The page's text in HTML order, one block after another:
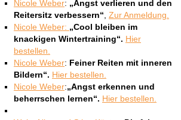
Nicole Weber: „Angst verlieren und den
Reitersitz verbessern“ Zur Anmeldung.
Nicole Weber: „Cool bleiben im
knackigen Wintertraining“. Hier
bestellen.
Nicole Weber: Feiner Reiten mit inneren
Bildern“. Hier bestellen.
Nicole Weber:„Angst erkennen und
beherrschen lernen“. Hier bestellen.